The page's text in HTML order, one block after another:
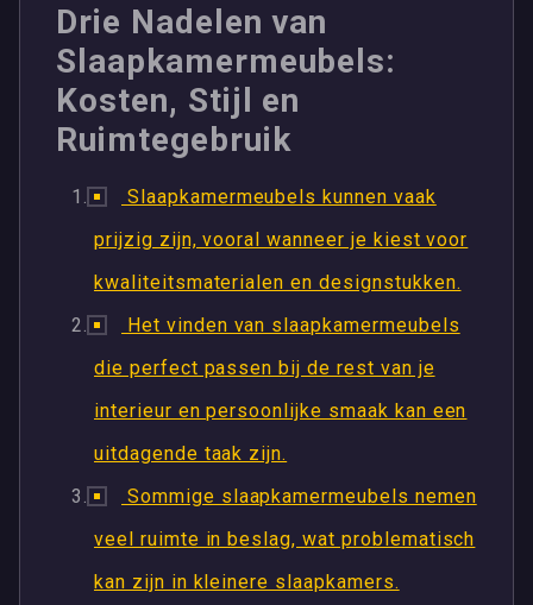
Drie Nadelen van
Slaapkamermeubels:
Kosten, Stijl en
Ruimtegebruik
Slaapkamermeubels kunnen vaak
prijzig zijn, vooral wanneer je kiest voor
kwaliteitsmaterialen en designstukken.
Het vinden van slaapkamermeubels
die perfect passen bij de rest van je
interieur en persoonlijke smaak kan een
uitdagende taak zijn.
Sommige slaapkamermeubels nemen
veel ruimte in beslag, wat problematisch
kan zijn in kleinere slaapkamers.